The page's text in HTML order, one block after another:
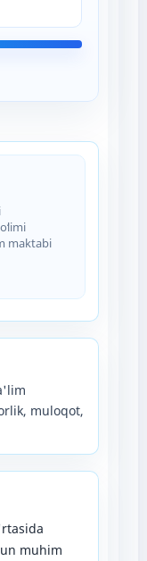
maktabi
muloqot,
muhim